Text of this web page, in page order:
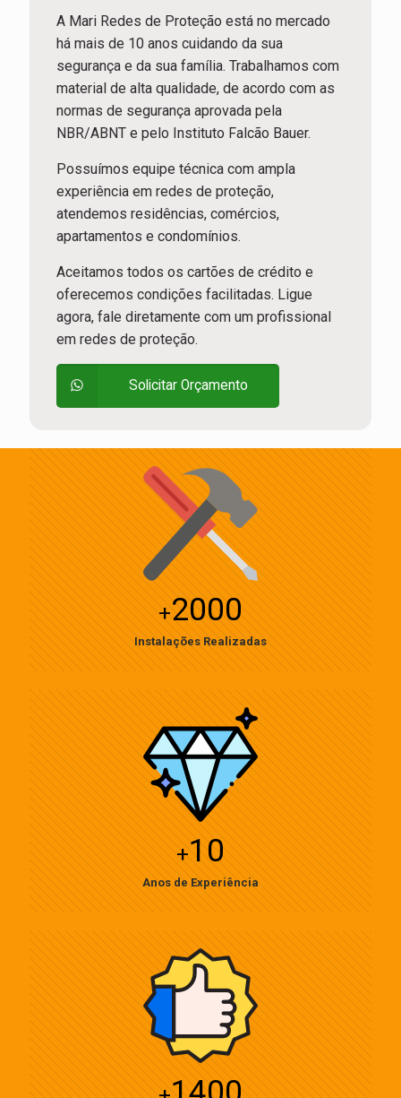
A Mari Redes de Proteção está no mercado
há mais de 10 anos cuidando da sua
segurança e da sua família. Trabalhamos com
material de alta qualidade, de acordo com as
normas de segurança aprovada pela
NBR/ABNT e pelo Instituto Falcão Bauer.
Possuímos equipe técnica com ampla
experiência em redes de proteção,
atendemos residências, comércios,
apartamentos e condomínios.
Aceitamos todos os cartões de crédito e
oferecemos condições facilitadas. Ligue
agora, fale diretamente com um profissional
em redes de proteção.
Solicitar Orçamento
+2000
Instalações Realizadas
+10
Anos de Experiência